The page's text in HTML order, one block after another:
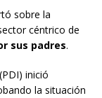
sobre la
céntrico de
sus padres.
inició
la situación